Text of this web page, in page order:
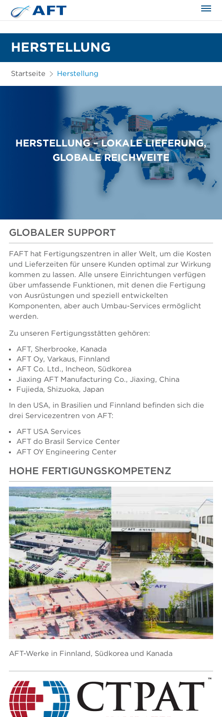
HERSTELLUNG
Startseite Herstellung
HERSTELLUNG – LOKALE LIEFERUNG,
GLOBALE REICHWEITE
GLOBALER SUPPORT
FAFT hat Fertigungszentren in aller Welt, um die Kosten
und Lieferzeiten für unsere Kunden optimal zur Wirkung
kommen zu lassen. Alle unsere Einrichtungen verfügen
über umfassende Funktionen, mit denen die Fertigung
von Ausrüstungen und speziell entwickelten
Komponenten, aber auch Umbau-Services ermöglicht
werden.
Zu unseren Fertigungsstätten gehören:
AFT, Sherbrooke, Kanada
AFT Oy, Varkaus, Finnland
AFT Co. Ltd., Incheon, Südkorea
Jiaxing AFT Manufacturing Co., Jiaxing, China
Fujieda, Shizuoka, Japan
In den USA, in Brasilien und Finnland befinden sich die
drei Servicezentren von AFT:
AFT USA Services
AFT do Brasil Service Center
AFT OY Engineering Center
HOHE FERTIGUNGSKOMPETENZ
AFT-Werke in Finnland, Südkorea und Kanada